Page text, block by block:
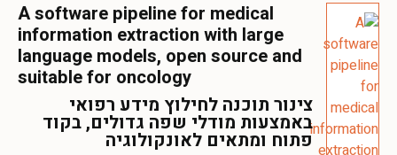
A software pipeline for medical
information extraction with large
language models, open source and
suitable for oncology
צינור תוכנה לחילוץ מידע רפואי
באמצעות מודלי שפה גדולים, בקוד
פתוח ומתאים לאונקולוגיה